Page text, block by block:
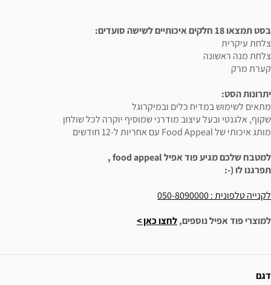
בסט תמצאו 18 חלקים איכותיים לשישה סועדים:
צלחת עיקרית
צלחת מנה ראשונה
קערת מרק
יתרונות הסט:
מתאים לשימוש במדיח כלים ובמיקרוגל
שקוף, אלגנטי ובעל עיצוב מודרני שמוסיף יוקרה לכל שולחן
מותג איכותי של Food Appeal עם אחריות ל-12 חודשים
למטבח שלכם מגיע פוד אפיל food appeal ,
תפרגנו לו (-:
לקנייה טלפונית : 050-8090000
למוצרי פוד אפיל נוספים,לחצו כאן >
דגם